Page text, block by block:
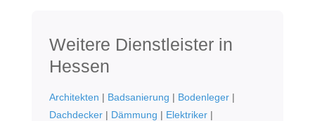
Weitere Dienstleister in
Hessen
Architekten | Badsanierung | Bodenleger|
Dachdecker| Dämmung | Elektriker|